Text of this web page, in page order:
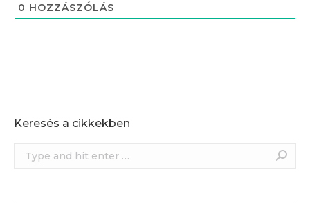
0 HOZZÁSZÓLÁS
Keresés a cikkekben
Search: